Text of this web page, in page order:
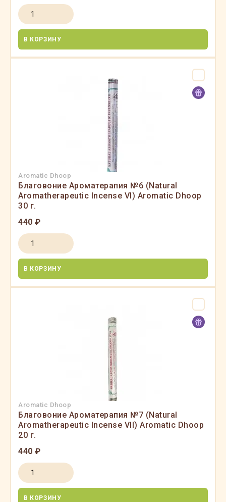
В КОРЗИНУ
Aromatic Dhoop
Благовоние Ароматерапия №6 (Natural
Aromatherapeutic Incense VI) Aromatic Dhoop
30 г.
440 ₽
В КОРЗИНУ
Aromatic Dhoop
Благовоние Ароматерапия №7 (Natural
Aromatherapeutic Incense VII) Aromatic Dhoop
20 г.
440 ₽
В КОРЗИНУ